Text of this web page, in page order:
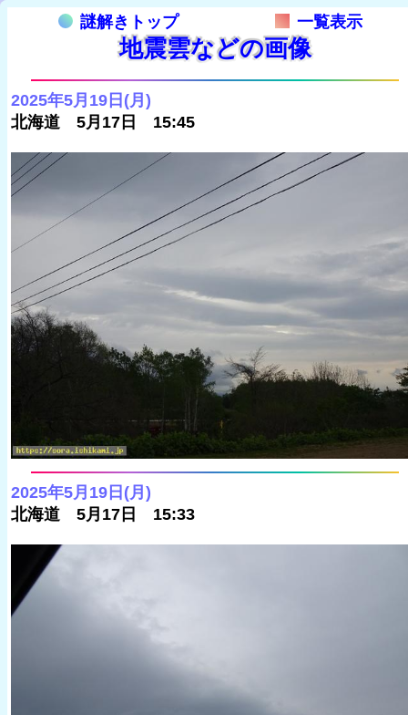
謎解きトップ 一覧表示
地震雲などの画像
2025年5月19日(月)
北海道 5月17日 15:45
2025年5月19日(月)
北海道 5月17日 15:33